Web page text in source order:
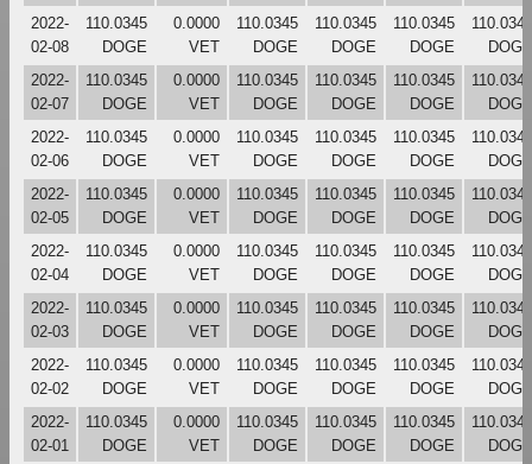
2022-
02-08
110.0345
DOGE
0.0000
VET
110.0345
DOGE
110.0345
DOGE
110.0345
DOGE
110.0345
DOGE
2022-
02-07
110.0345
DOGE
0.0000
VET
110.0345
DOGE
110.0345
DOGE
110.0345
DOGE
110.0345
DOGE
2022-
02-06
110.0345
DOGE
0.0000
VET
110.0345
DOGE
110.0345
DOGE
110.0345
DOGE
110.0345
DOGE
2022-
02-05
110.0345
DOGE
0.0000
VET
110.0345
DOGE
110.0345
DOGE
110.0345
DOGE
110.0345
DOGE
2022-
02-04
110.0345
DOGE
0.0000
VET
110.0345
DOGE
110.0345
DOGE
110.0345
DOGE
110.0345
DOGE
2022-
02-03
110.0345
DOGE
0.0000
VET
110.0345
DOGE
110.0345
DOGE
110.0345
DOGE
110.0345
DOGE
2022-
02-02
110.0345
DOGE
0.0000
VET
110.0345
DOGE
110.0345
DOGE
110.0345
DOGE
110.0345
DOGE
2022-
02-01
110.0345
DOGE
0.0000
VET
110.0345
DOGE
110.0345
DOGE
110.0345
DOGE
110.0345
DOGE